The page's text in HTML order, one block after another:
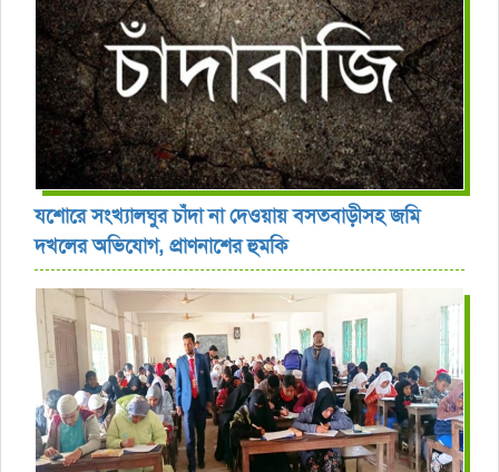
যশোরে সংখ্যালঘুর চাঁদা না দেওয়ায় বসতবাড়ীসহ জমি
দখলের অভিযোগ, প্রাণনাশের হুমকি